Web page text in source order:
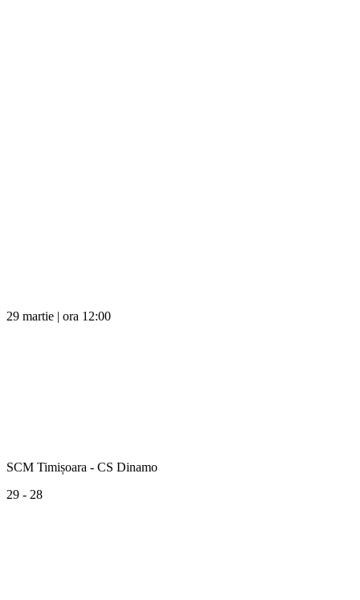
29 martie | ora 12:00
SCM Timișoara - CS Dinamo
29 - 28